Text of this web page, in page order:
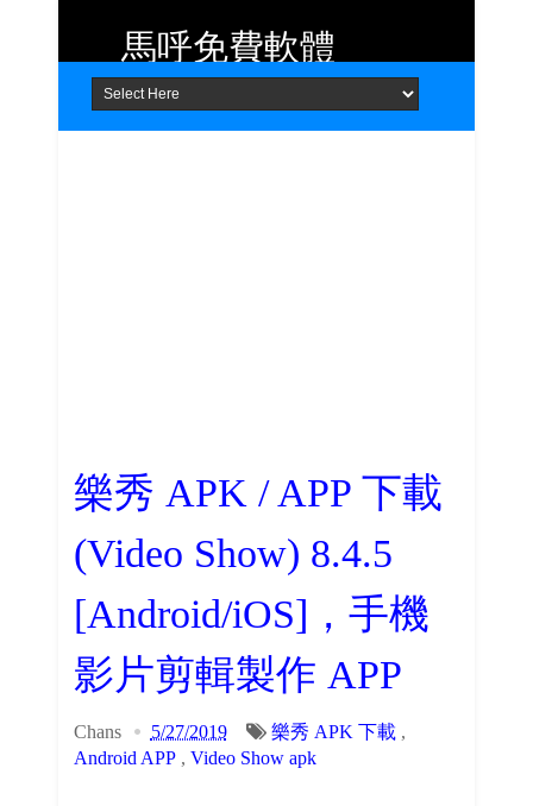
Home About Contact
馬呼免費軟體
提供 Android、iOS 好用的手機應用
程式及 Windows 免費軟體
樂秀 APK / APP 下載
(Video Show) 8.4.5
[Android/iOS]，手機
影片剪輯製作 APP
Chans 5/27/2019 樂秀 APK 下載,
Android APP, Video Show apk